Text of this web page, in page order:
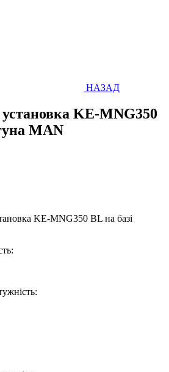
НАЗАД
KE-MNG350
MAN
KE-MNG350 BL на базi